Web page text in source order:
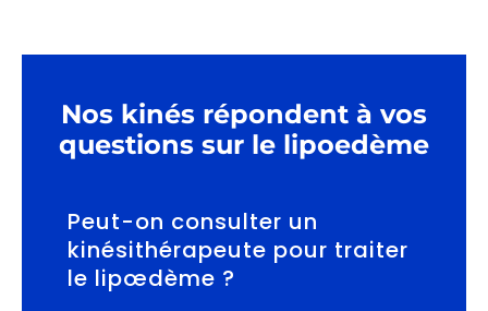
Nos kinés répondent à vos
questions sur le lipoedème
Peut-on consulter un
kinésithérapeute pour traiter
le lipœdème ?